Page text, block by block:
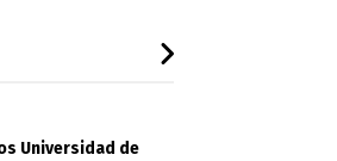
Universidad de